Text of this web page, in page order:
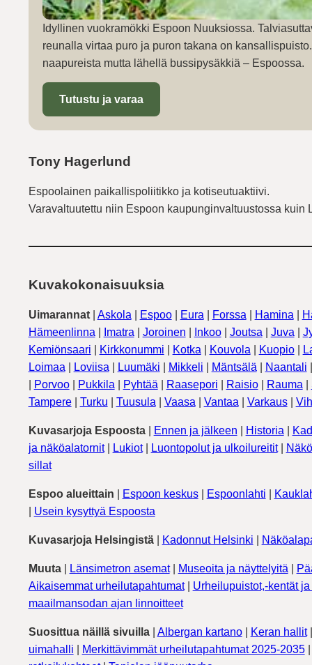
Idyllinen vuokramökki Espoon Nuuksiossa.
reunalla virtaa puro ja puron takana on
naapureista mutta lähellä bussipysäkkiä – Espoossa.
Tutustu ja varaa
Tony Hagerlund
Espoolainen paikallispoliitikko ja kotiseutuaktiivi.
Varavaltuutettu niin Espoon kaupunginvaltuustossa
Kuvakokonaisuuksia
Uimarannat| Askola Espoo| Eura Forssa Hamina
Hämeenlinna
Imatra Joroinen Inkoo| Joutsa Juva
Kemiönsaari
Kirkkonummi Kotka Kouvola Kuopio|
Loimaa
Loviisa Luumäki Mikkeli Mäntsälä Naantali
Porvoo| Pukkila Pyhtää Raasepori Raisio| Rauma
Tampere| Turku Tuusula Vaasa Vantaa Varkaus|
Kuvasarjoja Espoosta| Ennen ja jälkeen Historia
ja näköalatornit| Lukiot| Luontopolut ja ulkoilureitit|
sillat
Espoo alueittain Espoon keskus| Espoonlahti
Usein kysyttyä Espoosta
Kuvasarjoja Helsingistä| Kadonnut Helsinki
Muuta| Länsimetron asemat| Museoita ja näyttelyitä
Aikaisemmat urheilutapahtumat| Urheilupuistot,-kentät
maailmansodan ajan linnoitteet
Suosittua näillä sivuilla| Albergan kartano| Keran hallit
uimahalli
Merkittävimmät urheilutapahtumat 2025-2035